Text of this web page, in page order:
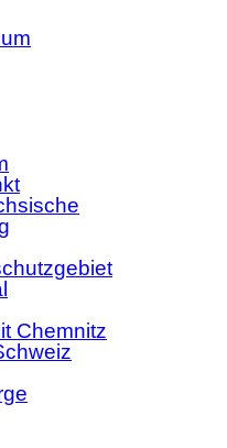
Chemnitz